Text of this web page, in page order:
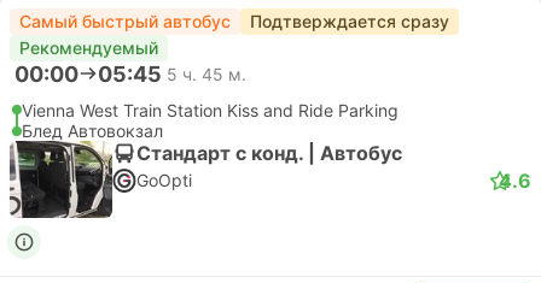
Самый быстрый автобус
Подтверждается сразу
Рекомендуемый
00:00 05:45 5 ч. 45 м.
Vienna West Train Station Kiss and Ride Parking
Блед Автовокзал
Стандарт с конд. | Автобус
GoOpti 4.6